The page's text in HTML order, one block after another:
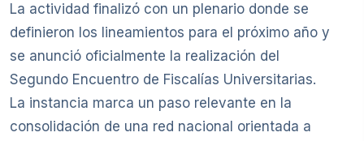
La actividad finalizó con un plenario donde se
definieron los lineamientos para el próximo año y
se anunció oficialmente la realización del
Segundo Encuentro de Fiscalías Universitarias.
La instancia marca un paso relevante en la
consolidación de una red nacional orientada a